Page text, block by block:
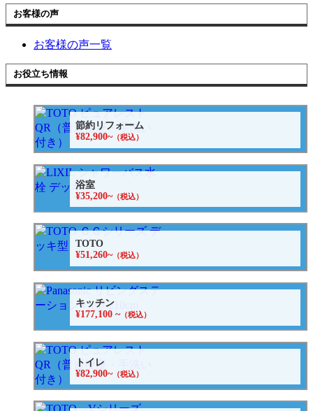
お客様の声
お客様の声一覧
お役立ち情報
節約リフォーム
¥82,900~（税込）
浴室
¥35,200~（税込）
TOTO
¥51,260~（税込）
キッチン
¥177,100 ~（税込）
トイレ
¥82,900~（税込）